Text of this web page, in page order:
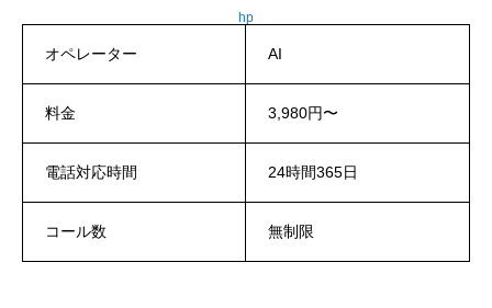
hp
オペレーター AI
料金 3,980円〜
電話対応時間 24時間365日
コール数 無制限